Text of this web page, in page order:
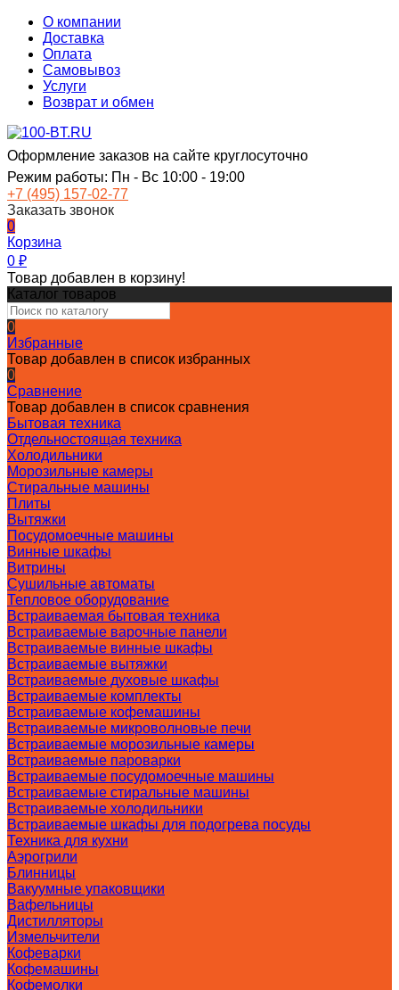
О компании
Доставка
Оплата
Самовывоз
Услуги
Возврат и обмен
Оформление заказов на сайте круглосуточно
Режим работы: Пн - Вс 10:00 - 19:00
+7 (495) 157-02-77
Заказать звонок
0
Корзина
0 ₽
Товар добавлен в корзину!
Каталог товаров
0
Избранные
Товар добавлен в список избранных
0
Сравнение
Товар добавлен в список сравнения
Бытовая техника
Отдельностоящая техника
Холодильники
Морозильные камеры
Стиральные машины
Плиты
Вытяжки
Посудомоечные машины
Винные шкафы
Витрины
Сушильные автоматы
Тепловое оборудование
Встраиваемая бытовая техника
Встраиваемые варочные панели
Встраиваемые винные шкафы
Встраиваемые вытяжки
Встраиваемые духовые шкафы
Встраиваемые комплекты
Встраиваемые кофемашины
Встраиваемые микроволновые печи
Встраиваемые морозильные камеры
Встраиваемые пароварки
Встраиваемые посудомоечные машины
Встраиваемые стиральные машины
Встраиваемые холодильники
Встраиваемые шкафы для подогрева посуды
Техника для кухни
Аэрогрили
Блинницы
Вакуумные упаковщики
Вафельницы
Дистилляторы
Измельчители
Кофеварки
Кофемашины
Кофемолки